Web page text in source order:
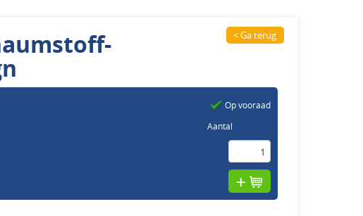
< Ga terug
Op vooraad
Aantal